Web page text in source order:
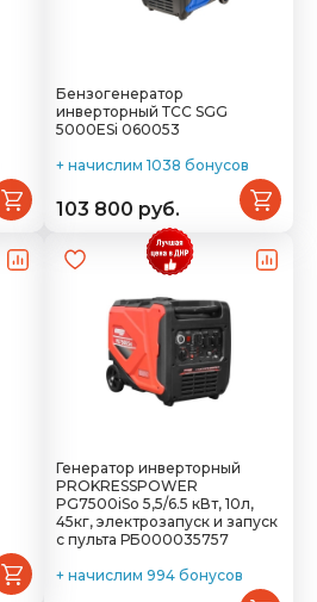
Бензогенератор
инверторный ТСС SGG
5000ESi 060053
+ начислим 1038 бонусов
103 800 руб.
Генератор инверторный
PROKRESSPOWER
PG7500iSo 5,5/6.5 кВт, 10л,
45кг, электрозапуск и запуск
с пульта РБ000035757
+ начислим 994 бонусов